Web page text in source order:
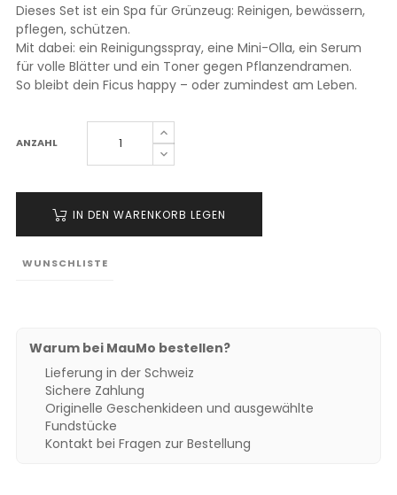
Dieses Set ist ein Spa für Grünzeug: Reinigen, bewässern,
pflegen, schützen.
Mit dabei: ein Reinigungsspray, eine Mini-Olla, ein Serum
für volle Blätter und ein Toner gegen Pflanzendramen.
So bleibt dein Ficus happy – oder zumindest am Leben.
ANZAHL
IN DEN WARENKORB LEGEN
WUNSCHLISTE
Warum bei MauMo bestellen?
Lieferung in der Schweiz
Sichere Zahlung
Originelle Geschenkideen und ausgewählte
Fundstücke
Kontakt bei Fragen zur Bestellung